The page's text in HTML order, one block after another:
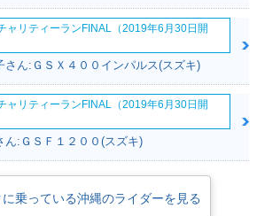
ャリティーランFINAL（2019年6月30日開
さん:ＧＳＸ４００インパルス(スズキ)
ャリティーランFINAL（2019年6月30日開
ん:ＧＳＦ１２００(スズキ)
乗っている沖縄のライダーを見る